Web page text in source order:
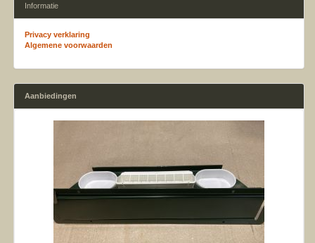
Informatie
Privacy verklaring
Algemene voorwaarden
Aanbiedingen